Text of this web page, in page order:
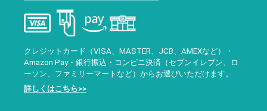
クレジットカード（VISA、MASTER、JCB、AMEXなど）・
Amazon Pay・銀行振込・コンビニ決済（セブンイレブン、ロ
ーソン、ファミリーマートなど）からお選びいただけます。
詳しくはこちら>>